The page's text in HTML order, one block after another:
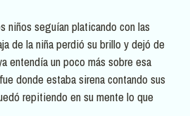
niños seguían platicando con las
de la niña perdió su brillo y dejó de
entendía un poco más sobre esa
donde estaba sirena contando sus
repitiendo en su mente lo que